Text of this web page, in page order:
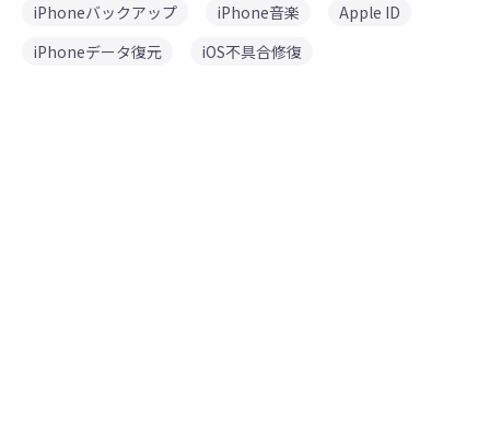
iPhoneバックアップ
iPhone音楽
Apple ID
iPhoneデータ復元
iOS不具合修復